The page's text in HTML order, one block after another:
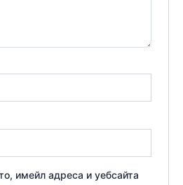
имейл адреса и уебсайта